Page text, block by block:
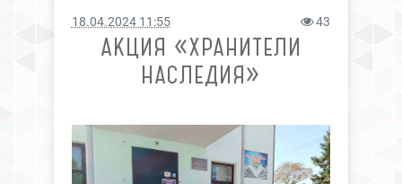
18.04.2024 11:55 43
АКЦИЯ «ХРАНИТЕЛИ
НАСЛЕДИЯ»